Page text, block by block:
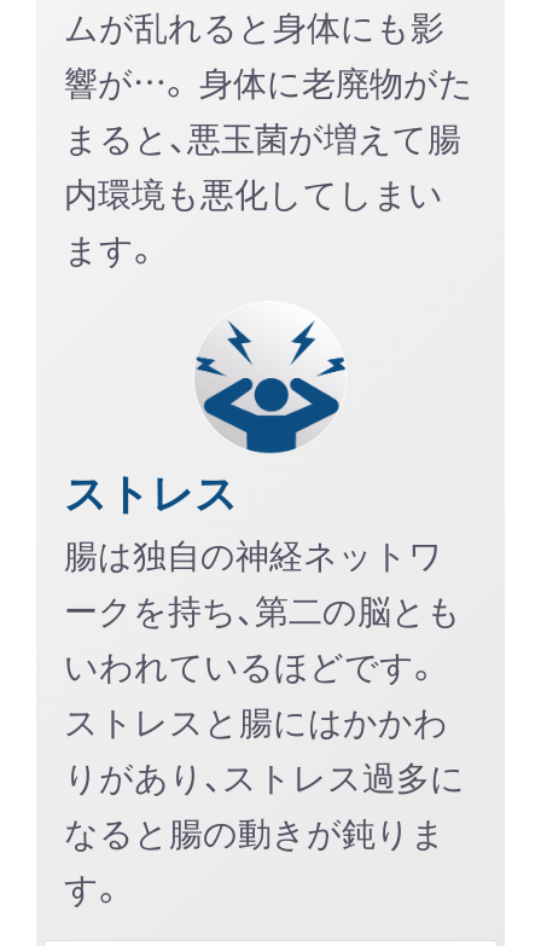
ムが乱れると身体にも影
響が…。 身体に老廃物がた
まると、悪玉菌が増えて腸
内環境も悪化してしまい
ます。
ストレス
腸は独自の神経ネットワ
ークを持ち、第二の脳とも
いわれているほどです。
ストレスと腸にはかかわ
りがあり、ストレス過多に
なると腸の動きが鈍りま
す。